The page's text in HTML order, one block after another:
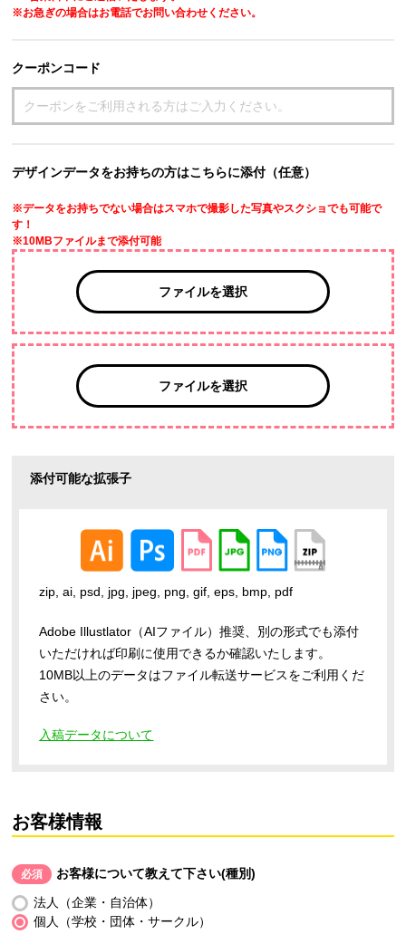
※お急ぎの場合はお電話でお問い合わせください。
クーポンコード
デザインデータをお持ちの方はこちらに添付（任意）
※データをお持ちでない場合はスマホで撮影した写真やスクショでも可能で
す！
※10MBファイルまで添付可能
ファイルを選択
ファイルを選択
添付可能な拡張子
zip, ai, psd, jpg, jpeg, png, gif, eps, bmp, pdf
Adobe Illustlator（AIファイル）推奨、別の形式でも添付
いただければ印刷に使用できるか確認いたします。
10MB以上のデータはファイル転送サービスをご利用くだ
さい。
入稿データについて
お客様情報
必須 お客様について教えて下さい(種別)
法人（企業・自治体）
個人（学校・団体・サークル）